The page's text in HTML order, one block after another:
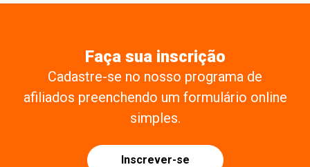
Faça sua inscrição
Cadastre-se no nosso programa de
afiliados preenchendo um formulário online
simples.
Inscrever-se